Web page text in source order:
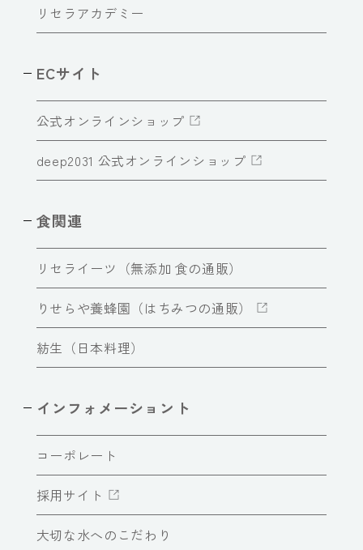
リセラアカデミー
ECサイト
公式オンラインショップ
deep2031 公式オンラインショップ
食関連
リセライーツ（無添加 食の通販）
りせらや養蜂園（はちみつの通販）
紡生（日本料理）
インフォメーショント
コーポレート
採用サイト
大切な水へのこだわり